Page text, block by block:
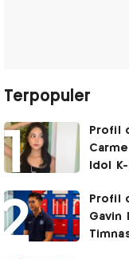
Terpopuler
Profil
Idol
Profil
Gavin